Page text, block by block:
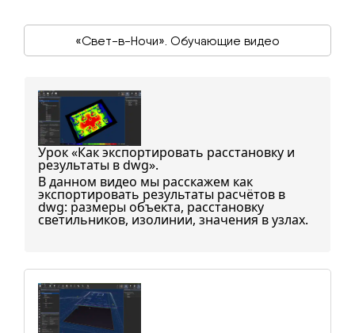
«Свет-в-Ночи». Обучающие видео
Урок «Как экспортировать расстановку и
результаты в dwg».
В данном видео мы расскажем как
экспортировать результаты расчётов в
dwg: размеры объекта, расстановку
светильников, изолинии, значения в узлах.